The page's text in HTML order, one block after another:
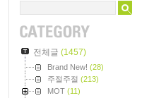
전체글 (1457)
Brand New! (28)
주절주절 (213)
MOT (11)